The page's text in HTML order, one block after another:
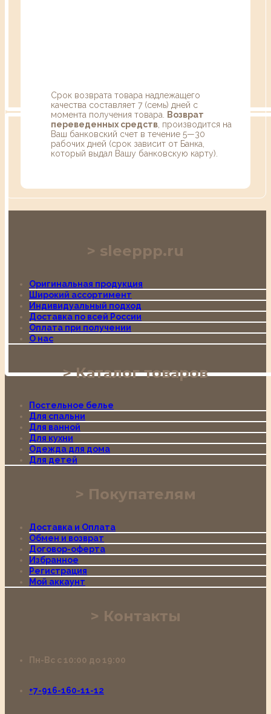
Срок возврата товара надлежащего
качества составляет 7 (семь) дней с
момента получения товара.
Возврат
переведенных средств , производится на
Ваш банковский счет в течение 5—30
рабочих дней (срок зависит от Банка,
который выдал Вашу банковскую карту).
sleeppp.ru
Оригинальная продукция
Широкий ассортимент
Индивидуальный подход
Доставка по всей России
Оплата при получении
О нас
Каталог товаров
Постельное белье
Для спальни
Для ванной
Для кухни
Одежда для дома
Для детей
Покупателям
Доставка и Оплата
Обмен и возврат
Договор-оферта
Избранное
Регистрация
Мой аккаунт
Контакты
Пн-Вс с 10:00 до 19:00
+7-916-160-11-12